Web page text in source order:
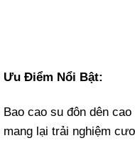
Ưu Điểm Nổi Bật:
Bao cao su đôn dên
mang lại trải nghiệm